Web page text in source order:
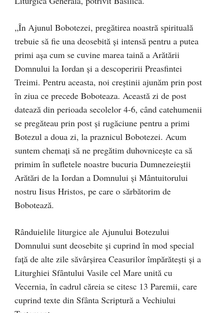
„În Ajunul Bobotezei, pregătirea noastră spirituală
trebuie să fie una deosebită şi intensă pentru a putea
primi aşa cum se cuvine marea taină a Arătării
Domnului la Iordan şi a descoperirii Preasfintei
Treimi. Pentru aceasta, noi creştinii ajunăm prin post
în ziua ce precede Boboteaza. Această zi de post
datează din perioada secolelor 4-6, când catehumenii
se pregăteau prin post şi rugăciune pentru a primi
Botezul a doua zi, la praznicul Bobotezei. Acum
suntem chemaţi să ne pregătim duhovnicește ca să
primim în sufletele noastre bucuria Dumnezeieştii
Arătări de la Iordan a Domnului şi Mântuitorului
nostru Iisus Hristos, pe care o sărbătorim de
Bobotează.
Rânduielile liturgice ale Ajunului Botezului
Domnului sunt deosebite şi cuprind în mod special
faţă de alte zile săvârşirea Ceasurilor împărăteşti şi a
Liturghiei Sfântului Vasile cel Mare unită cu
Vecernia, în cadrul căreia se citesc 13 Paremii, care
cuprind texte din Sfânta Scriptură a Vechiului